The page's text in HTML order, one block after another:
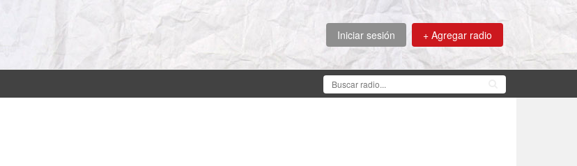
Iniciar sesión + Agregar radio